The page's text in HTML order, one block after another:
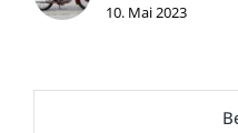
10. Mai 2023